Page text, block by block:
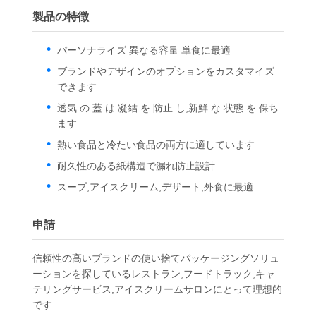
製品の特徴
パーソナライズ 異なる容量 単食に最適
ブランドやデザインのオプションをカスタマイズ
できます
透気 の 蓋 は 凝結 を 防止 し,新鮮 な 状態 を 保ち
ます
熱い食品と冷たい食品の両方に適しています
耐久性のある紙構造で漏れ防止設計
スープ,アイスクリーム,デザート,外食に最適
申請
信頼性の高いブランドの使い捨てパッケージングソリュ
ーションを探しているレストラン,フードトラック,キャ
テリングサービス,アイスクリームサロンにとって理想的
です.